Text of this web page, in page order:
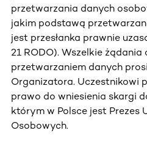
przetwarzania danych
jakim podstawą
jest przesłanka prawnie
21 RODO). Wszelkie
przetwarzaniem danych
Organizatora. Uczestnikowi
prawo do wniesienia skargi
którym w Polsce jest Prezes
Osobowych.